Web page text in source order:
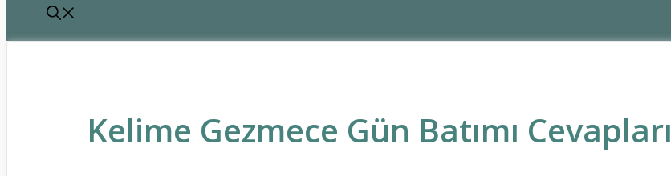
Kelime Gezmece Gün Batımı Cevapları